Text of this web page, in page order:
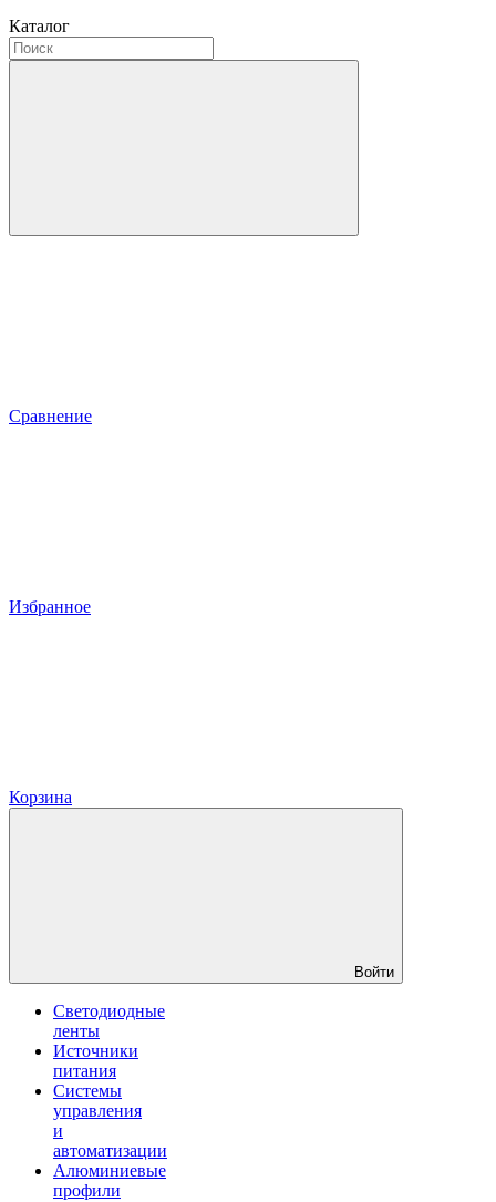
Каталог
Сравнение
Избранное
Корзина
Войти
Светодиодные
ленты
Источники
питания
Системы
управления
и
автоматизации
Алюминиевые
профили